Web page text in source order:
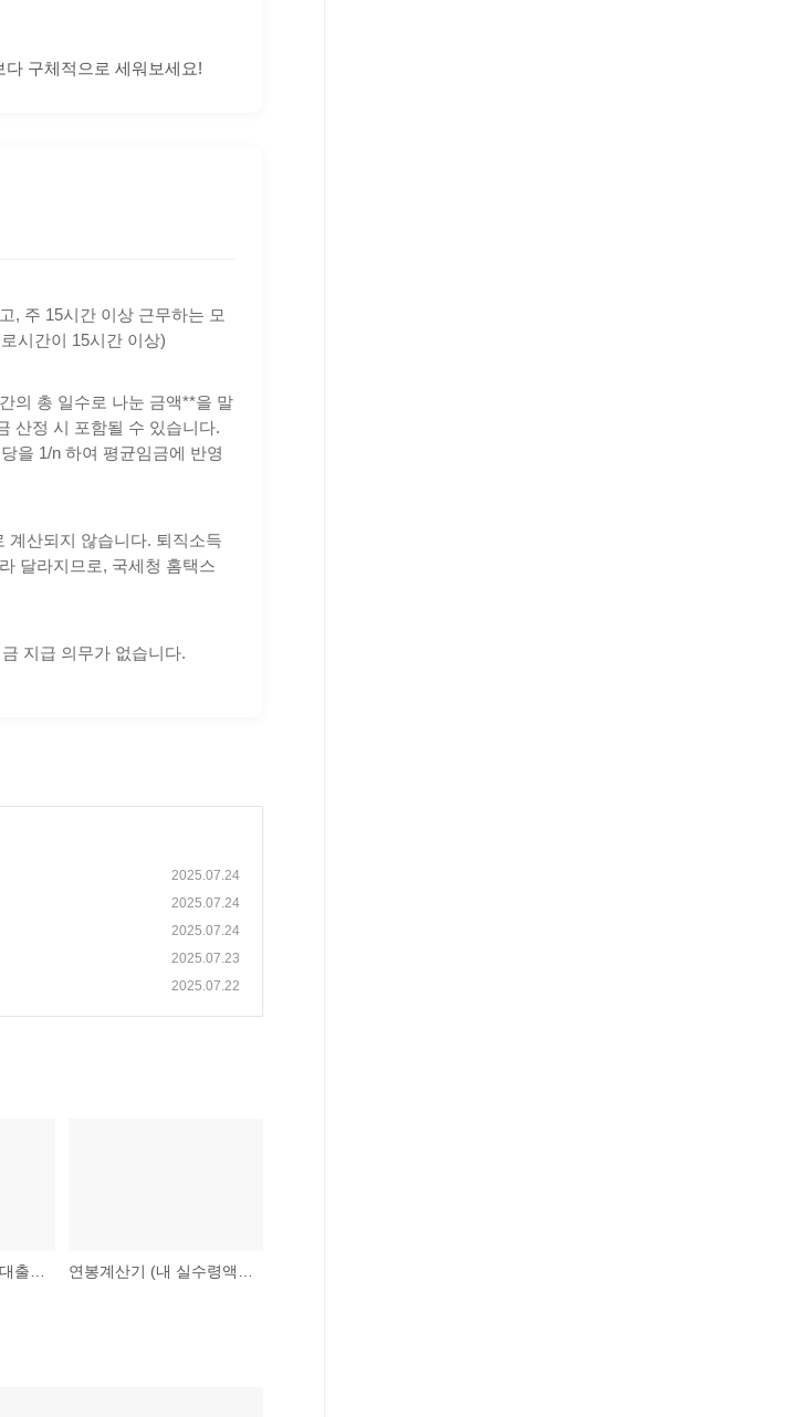
구체적으로 세워보세요!
, 주 15시간 이상 근무하는 모
시간이 15시간 이상)
의 총 일수로 나눈 금액**을 말
산정 시 포함될 수 있습니다.
을 1/n 하여 평균임금에 반영
계산되지 않습니다. 퇴직소득
달라지므로, 국세청 홈택스
지급 의무가 없습니다.
2025.07.24
2025.07.24
2025.07.24
2025.07.23
2025.07.22